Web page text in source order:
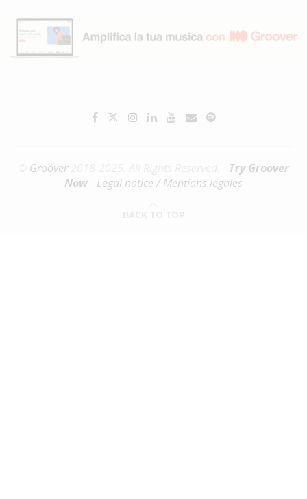
Groover2018-2025. All Rights Reserved. - Try Groover
Now
Legal notice / Mentions légales